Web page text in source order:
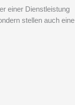
einer Dienstleistung
stellen auch eine